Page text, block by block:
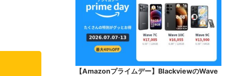
【Amazonプライムデー】BlackviewのWave